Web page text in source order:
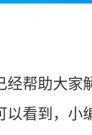
帮助大家
以看到，小